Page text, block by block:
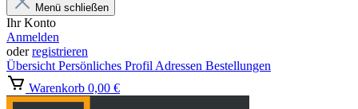
Menü schließen
Ihr Konto
Anmelden
oderregistrieren
Übersicht Persönliches Profil Adressen Bestellungen
Warenkorb 0,00 €